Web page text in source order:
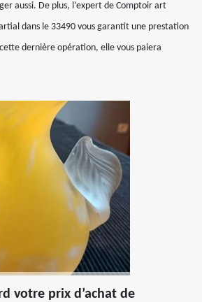
aussi. De plus, l’expert de Comptoir art
dans le 33490 vous garantit une prestation
dernière opération, elle vous paiera
votre prix d’achat de